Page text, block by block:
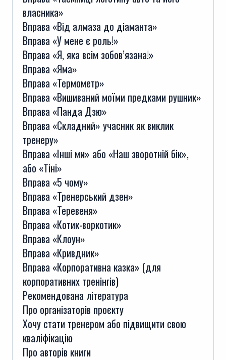
власника»
Вправа «Від алмаза до діаманта»
Вправа «У мене є роль!»
Вправа «Я, яка всім зобов’язана!»
Вправа «Яма»
Вправа «Термометр»
Вправа «Вишиваний моїми предками рушник»
Вправа «Панда Дзю»
Вправа «Складний» учасник як виклик
тренеру»
Вправа «Інші ми» або «Наш зворотній бік»,
або «Тіні»
Вправа «5 чому»
Вправа «Тренерський дзен»
Вправа «Теревеня»
Вправа «Котик-воркотик»
Вправа «Клоун»
Вправа «Кривдник»
Вправа «Корпоративна казка» (для
корпоративних тренінгів)
Рекомендована література
Про організаторів проєкту
Хочу стати тренером або підвищити свою
кваліфікацію
Про авторів книги